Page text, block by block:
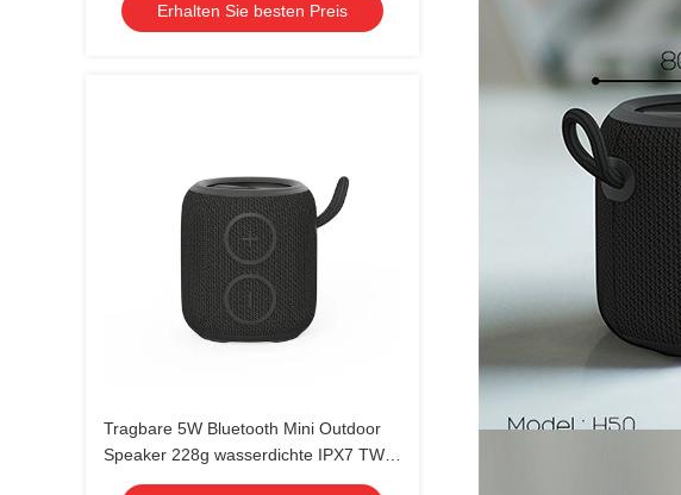
Erhalten Sie besten Preis
Tragbare 5W Bluetooth Mini Outdoor
Speaker 228g wasserdichte IPX7 TWS
Paarung